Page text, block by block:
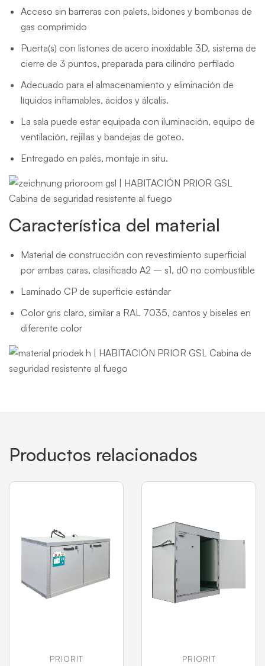
Acceso sin barreras con palets, bidones y bombonas de
gas comprimido
Puerta(s) con listones de acero inoxidable 3D, sistema de
cierre de 3 puntos, preparada para cilindro perfilado
Adecuado para el almacenamiento y eliminación de
líquidos inflamables, ácidos y álcalis.
La sala puede estar equipada con iluminación, equipo de
ventilación, rejillas y bandejas de goteo.
Entregado en palés, montaje in situ.
Característica del material
Material de construcción con revestimiento superficial
por ambas caras, clasificado A2 – s1, d0 no combustible
Laminado CP de superficie estándar
Color gris claro, similar a RAL 7035, cantos y biseles en
diferente color
Productos relacionados
PRIORIT PRIORIT